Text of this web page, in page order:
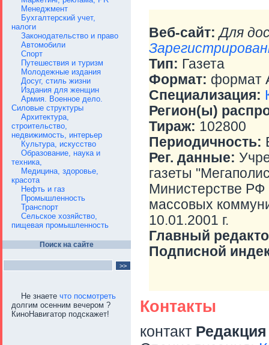
Менеджмент
Бухгалтерский учет,
налоги
Законодательство и право
Автомобили
Спорт
Путешествия и туризм
Молодежные издания
Досуг, стиль жизни
Издания для женщин
Армия. Военное дело.
Силовые структуры
Архитектура,
строительство,
недвижимость, интерьер
Культура, искусство
Образование, наука и
техника,
Медицина, здоровье,
красота
Нефть и газ
Промышленность
Транспорт
Сельское хозяйство,
пищевая промышленность
Поиск на сайте
Не знаете что посмотреть
долгим осенним вечером ?
КиноНавигатор подскажет!
Веб-сайт: Для
Тип: Газета
Формат: формат
Специализация:
Регион(ы)
Тираж: 102800
Периодичность:
Рег. данные:
газеты
Министерстве РФ
массовых
10.01.2001 г.
Главный
Подписной
Контакты
контакт